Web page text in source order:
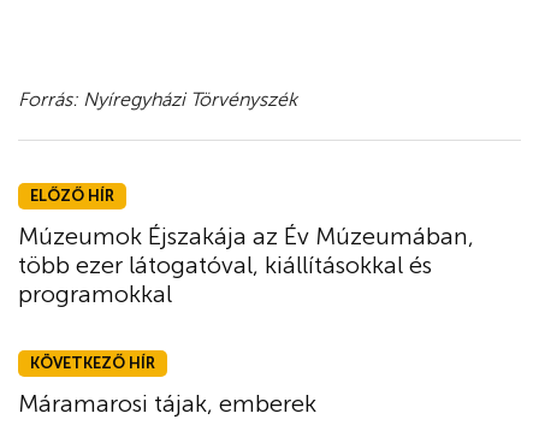
Forrás: Nyíregyházi Törvényszék
ELŐZŐ HÍR
Múzeumok Éjszakája az Év Múzeumában,
több ezer látogatóval, kiállításokkal és
programokkal
KÖVETKEZŐ HÍR
Máramarosi tájak, emberek